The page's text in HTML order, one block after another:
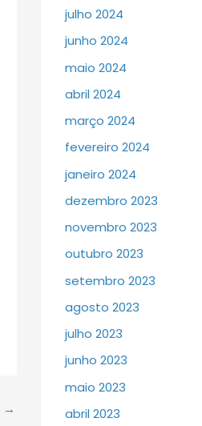
→
julho 2024
junho 2024
maio 2024
abril 2024
março 2024
fevereiro 2024
janeiro 2024
dezembro 2023
novembro 2023
outubro 2023
setembro 2023
agosto 2023
julho 2023
junho 2023
maio 2023
abril 2023